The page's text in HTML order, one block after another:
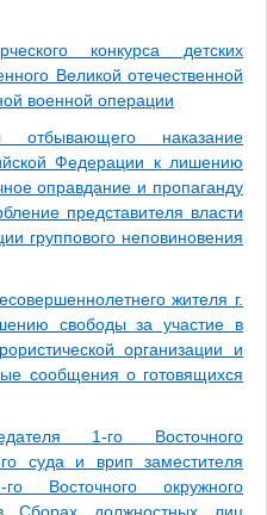
конкурса детских
Великой отечественной
военной операции
отбывающего наказание
Федерации к лишению
оправдание и пропаганду
представителя власти
группового неповиновения
жителя г.
свободы за участие в
организации и
сообщения о готовящихся
1-го Восточного
суда и врип заместителя
го Восточного окружного